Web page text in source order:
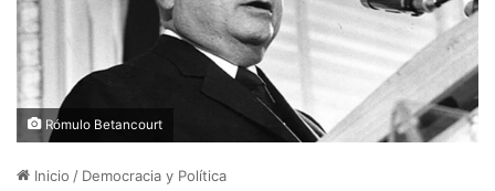
Rómulo Betancourt
Inicio / Democracia y Política